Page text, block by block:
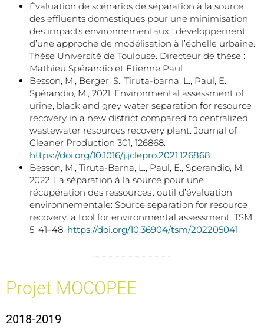
Évaluation de scénarios de séparation à la source
des effluents domestiques pour une minimisation
des impacts environnementaux : développement
d’une approche de modélisation à l’échelle urbaine.
Thèse Université de Toulouse. Directeur de thèse :
Mathieu Spérandio et Etienne Paul
Besson, M., Berger, S., Tiruta-barna, L., Paul, E.,
Spérandio, M., 2021. Environmental assessment of
urine, black and grey water separation for resource
recovery in a new district compared to centralized
wastewater resources recovery plant. Journal of
Cleaner Production 301, 126868.
https://doi.org/10.1016/j.jclepro.2021.126868
Besson, M., Tiruta-Barna, L., Paul, E., Sperandio, M.,
2022. La séparation à la source pour une
récupération des ressources : outil d’évaluation
environnementale: Source separation for resource
recovery: a tool for environmental assessment. TSM
5, 41–48. https://doi.org/10.36904/tsm/202205041
Projet MOCOPEE
2018-2019